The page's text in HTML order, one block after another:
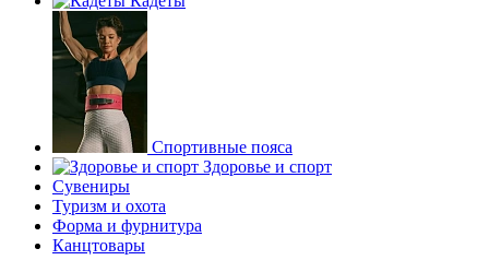
Спортивные пояса
Здоровье и спорт
Сувениры
Туризм и охота
Форма и фурнитура
Канцтовары